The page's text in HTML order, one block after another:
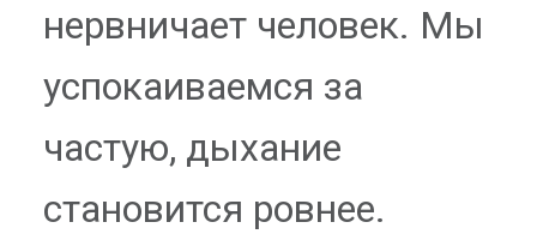
нервничает человек. Мы
успокаиваемся за
частую, дыхание
становится ровнее.